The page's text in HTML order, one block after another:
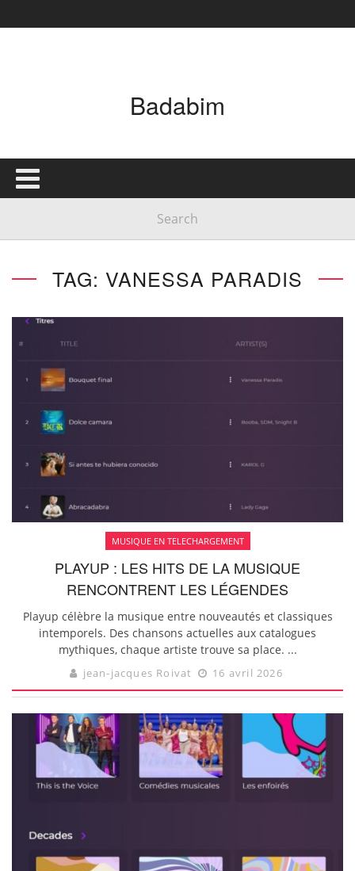
Badabim
TAG: VANESSA PARADIS
MUSIQUE EN TELECHARGEMENT
PLAYUP : LES HITS DE LA MUSIQUE
RENCONTRENT LES LÉGENDES
Playup célèbre la musique entre nouveautés et classiques
intemporels. Des chansons actuelles aux catalogues
mythiques, chaque artiste trouve sa place. ...
jean-jacques Roivat 16 avril 2026